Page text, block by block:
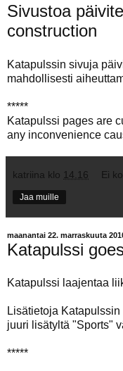
Sivustoa
construction
Katapulssin sivuja
mahdollisesti
*****
Katapulssi pages are
any inconvenience
katriina klo 14.16 Ei
Jaa muille
maanantai 22. marraskuuta
Katapulssi
Katapulssi laajentaa
Lisätietoja
juuri lisätyltä "Sports"
*****